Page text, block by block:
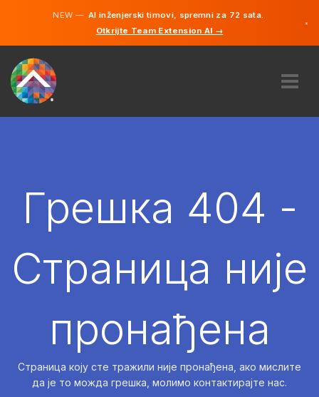
NEW —AI inženjerski timovi, spremni za 72 sata.
Otkrijte Team Extension AI →
×
SR
Грешка 404 -
Страница није
пронађена
Страница коју сте тражили није пронађена, ако мислите
да је то можда грешка, молимо контактирајте нас.